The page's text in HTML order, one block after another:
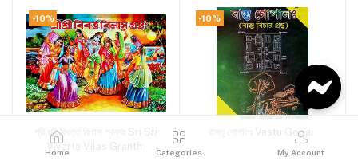
-10%
শ্রী শ্রী বিবর্ত্ত বিলাস গ্রন্থঃ Sri Sri
Vivarta Vilas Granth:
-10%
বাস্তু গোপালঃ Vastu Gopal:
Home Categories My Account